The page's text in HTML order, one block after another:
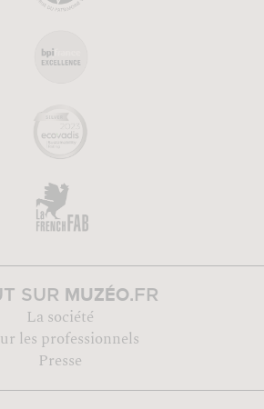
SUR MUZÉO.FR
La société
les professionnels
Presse